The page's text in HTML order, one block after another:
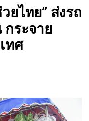
ยไทย” ส่งรถ
ระจาย
ทศ